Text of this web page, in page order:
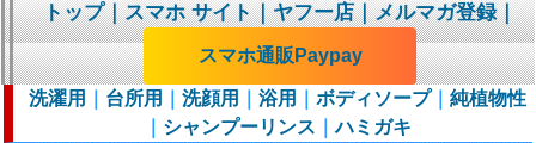
トップ｜スマホ サイト｜ヤフー店｜メルマガ登録｜
スマホ通販Paypay
洗濯用 台所用 洗顔用 浴用 ボディソープ｜ 純植物性
シャンプーリンス ｜ハミガキ